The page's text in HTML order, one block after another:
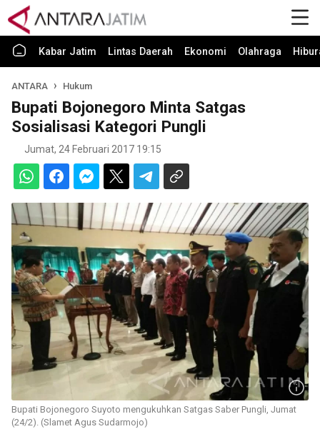
Kabar Jatim Lintas Daerah Ekonomi Olahraga
ANTARA Hukum
Bupati Bojonegoro Minta Satgas
Sosialisasi Kategori Pungli
Jumat, 24 Februari 2017 19:15
Bupati Bojonegoro Suyoto mengukuhkan Satgas Saber Pungli, Jumat
(24/2). (Slamet Agus Sudarmojo)